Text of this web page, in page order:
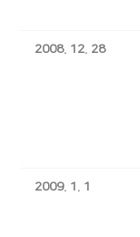
2008. 12. 28
2009. 1. 1